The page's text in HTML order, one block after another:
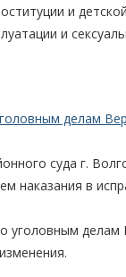
и
и
делам
суда г.
наказания в
делам